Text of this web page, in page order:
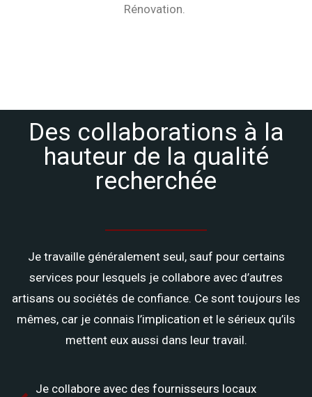
Rénovation.
Des collaborations à la
hauteur de la qualité
recherchée
Je travaille généralement seul, sauf pour certains
services pour lesquels je collabore avec d’autres
artisans ou sociétés de confiance. Ce sont toujours les
mêmes, car je connais l’implication et le sérieux qu’ils
mettent eux aussi dans leur travail.
Je collabore avec des fournisseurs locaux